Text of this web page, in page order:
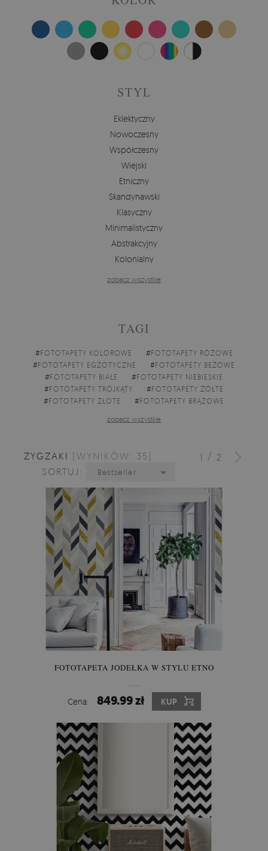
STYL
Eklektyczny
Nowoczesny
Współczesny
Wiejski
Etniczny
Skandynawski
Klasyczny
Minimalistyczny
Abstrakcyjny
Kolonialny
zobacz wszystkie
TAGI
#FOTOTAPETY KOLOROWE #FOTOTAPETY RÓŻOWE
#FOTOTAPETY EGZOTYCZNE #FOTOTAPETY BEŻOWE
#FOTOTAPETY BIAŁE #FOTOTAPETY NIEBIESKIE
#FOTOTAPETY TRÓJKĄTY #FOTOTAPETY ŻÓŁTE
#FOTOTAPETY ZŁOTE #FOTOTAPETY BRĄZOWE
zobacz wszystkie
1 / 2
ZYGZAKI [WYNIKÓW: 35]
SORTUJ:
Bestseller
FOTOTAPETA JODEŁKA W STYLU ETNO
Cena: 849.99 zł KUP